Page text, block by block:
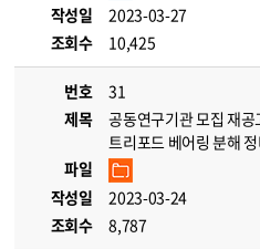
작성일
2023-03-27
조회수
10,425
번호
31
제목
공동연구기관 모집 재
트리포드 베어링 분해
파일
작성일
2023-03-24
조회수
8,787